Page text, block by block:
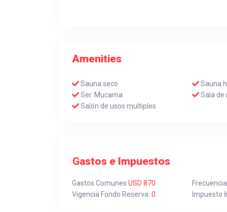
Amenities
Sauna seco Sauna
Ser. Mucama
Sala de
Salón de usos multiples
Gastos e Impuestos
Gastos Comunes USD 870
Vigencia Fondo Reserva: 0 Impuesto